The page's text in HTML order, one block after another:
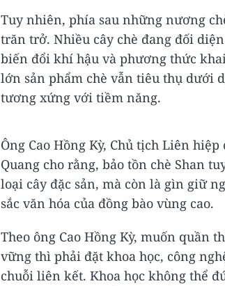
Tuy nhiên, phía sau những nương
trăn trở. Nhiều cây chè đang đối
biến đổi khí hậu và phương thức
lớn sản phẩm chè vẫn tiêu thụ dưới
tương xứng với tiềm năng.
Ông Cao Hồng Kỳ, Chủ tịch Liên
Quang cho rằng, bảo tồn chè Shan
loại cây đặc sản, mà còn là gìn giữ
sắc văn hóa của đồng bào vùng cao.
Theo ông Cao Hồng Kỳ, muốn quần
vững thì phải đặt khoa học, công
chuỗi liên kết. Khoa học không thể